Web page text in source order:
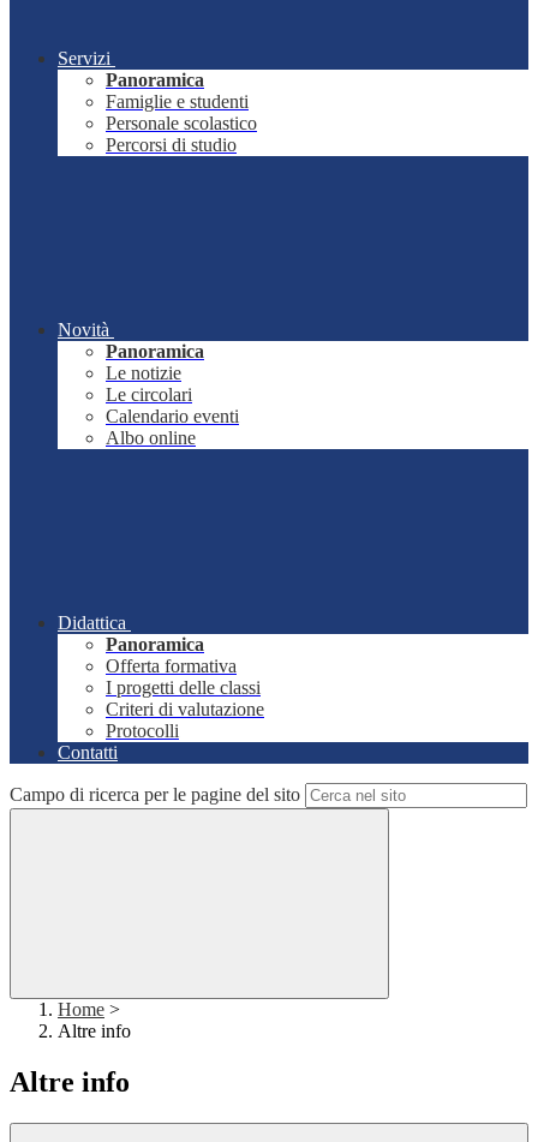
Servizi
Panoramica
Famiglie e studenti
Personale scolastico
Percorsi di studio
Novità
Panoramica
Le notizie
Le circolari
Calendario eventi
Albo online
Didattica
Panoramica
Offerta formativa
I progetti delle classi
Criteri di valutazione
Protocolli
Contatti
Campo di ricerca per le pagine del sito
Home >
Altre info
Altre info